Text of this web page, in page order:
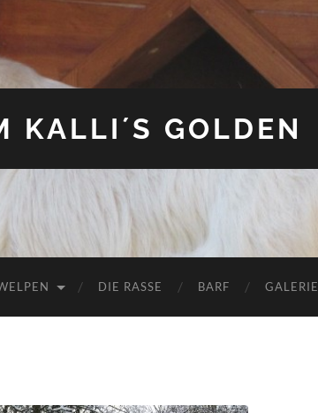
KALLI´S GOLDEN
DIE RASSE BARF GALERIE